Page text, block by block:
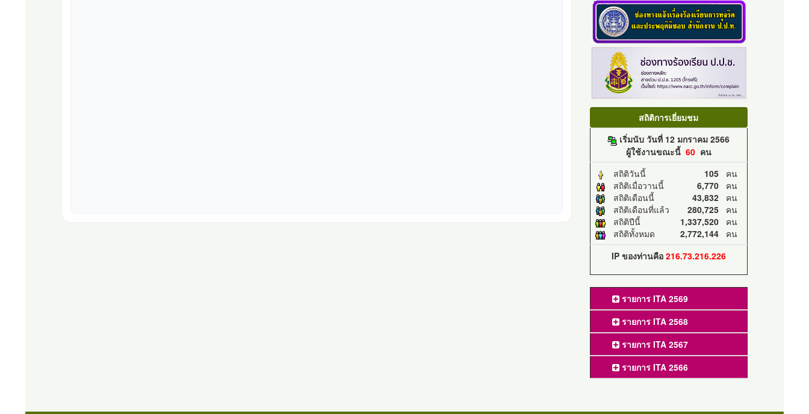
สถิติการเยี่ยมชม
เริ่มนับ วันที่ 12 มกราคม 2566
ผู้ใช้งานขณะนี้ 60คน
สถิติวันนี้
105คน
สถิติเมื่อวานนี้
6,770คน
สถิติเดือนนี้
43,832คน
สถิติเดือนที่แล้ว
280,725คน
สถิติปีนี้
1,337,520คน
สถิติทั้งหมด
2,772,144คน
IP ของท่านคือ 216.73.216.226
รายการ ITA 2569
รายการ ITA 2568
รายการ ITA 2567
รายการ ITA 2566